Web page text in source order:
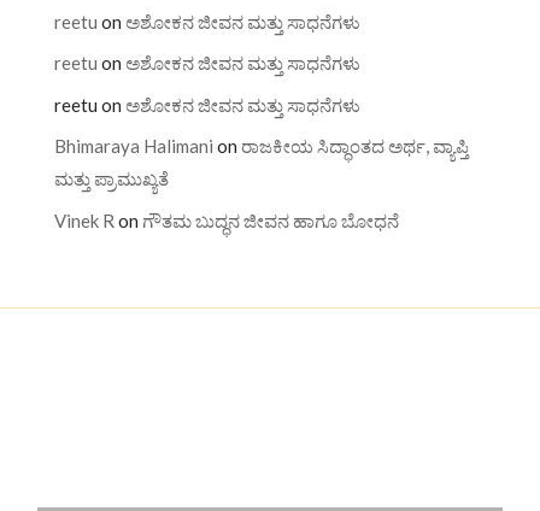
reetu on ಅಶೋಕನ ಜೀವನ ಮತ್ತು ಸಾಧನೆಗಳು
reetu on ಅಶೋಕನ ಜೀವನ ಮತ್ತು ಸಾಧನೆಗಳು
reetu on ಅಶೋಕನ ಜೀವನ ಮತ್ತು ಸಾಧನೆಗಳು
Bhimaraya Halimani on ರಾಜಕೀಯ ಸಿದ್ಧಾಂತದ ಅರ್ಥ, ವ್ಯಾಪ್ತಿ
ಮತ್ತು ಪ್ರಾಮುಖ್ಯತೆ
Vinek R on ಗೌತಮ ಬುದ್ಧನ ಜೀವನ ಹಾಗೂ ಬೋಧನೆ